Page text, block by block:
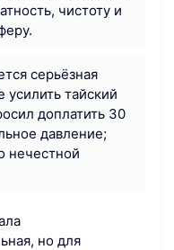
чистоту и
серьёзная
усилить тайский
доплатить 30
давление;
нечестной
но для